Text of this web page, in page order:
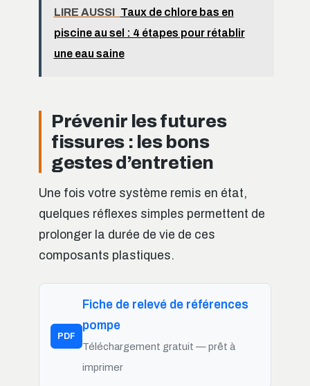
LIRE AUSSI Taux de chlore bas en
piscine au sel : 4 étapes pour rétablir
une eau saine
Prévenir les futures
fissures : les bons
gestes d’entretien
Une fois votre système remis en état,
quelques réflexes simples permettent de
prolonger la durée de vie de ces
composants plastiques.
PDF
Fiche de relevé de références
pompe
Téléchargement gratuit — prêt à
imprimer